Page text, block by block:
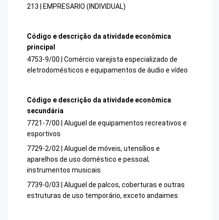
213 | EMPRESARIO (INDIVIDUAL)
Código e descrição da atividade econômica
principal
4753-9/00 | Comércio varejista especializado de
eletrodomésticos e equipamentos de áudio e vídeo
Código e descrição da atividade econômica
secundária
7721-7/00 | Aluguel de equipamentos recreativos e
esportivos
7729-2/02 | Aluguel de móveis, utensílios e
aparelhos de uso doméstico e pessoal;
instrumentos musicais
7739-0/03 | Aluguel de palcos, coberturas e outras
estruturas de uso temporário, exceto andaimes